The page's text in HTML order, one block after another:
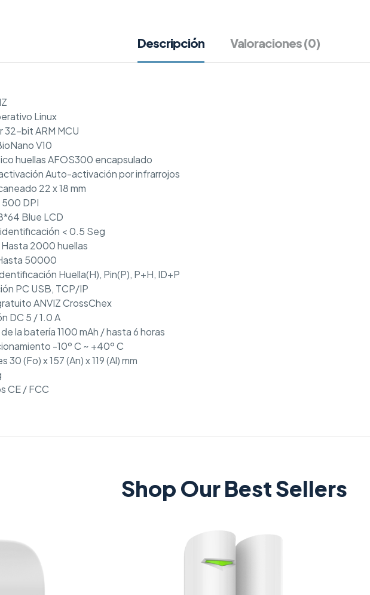
Descripción Valoraciones (0)
Linux
32-bit ARM MCU
V10
huellas AFOS300 encapsulado
Auto-activación por infrarrojos
22 x 18 mm
500 DPI
Blue LCD
< 0.5 Seg
2000 huellas
50000
Huella(H), Pin(P), P+H, ID+P
PC USB, TCP/IP
ANVIZ CrossChex
DC 5 / 1.0 A
la batería 1100 mAh / hasta 6 horas
-10º C ~ +40º C
30 (Fo) x 157 (An) x 119 (Al) mm
CE / FCC
Shop Our Best Sellers